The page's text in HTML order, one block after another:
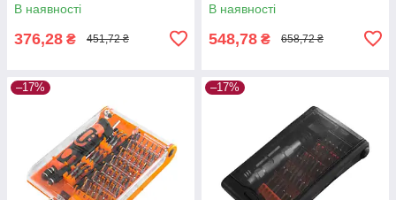
В наявності
376,28 ₴ 451,72 ₴
В наявності
548,78 ₴ 658,72 ₴
–17% –17%